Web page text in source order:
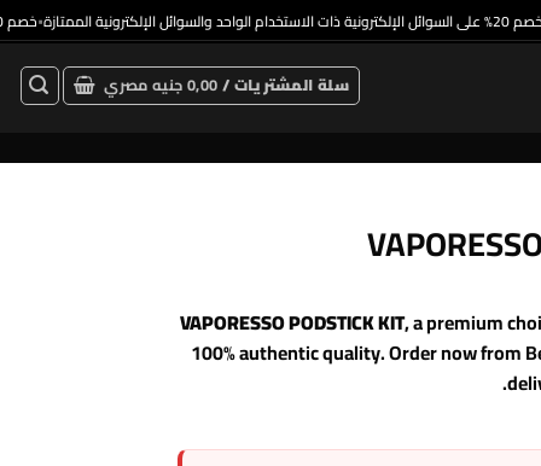
•خصم 20% على السوائل الإلكترونية ذات الاستخدام الواحد والسوائل الإلكترونية الممتازة
سلة المشتريات /0,00جنيه مصري
, a premium
100% authentic quality. Order now from